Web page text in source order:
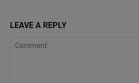
LEAVE A REPLY